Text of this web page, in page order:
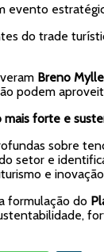
evento
do trade
Breno
podem
mais forte e
sobre
setor e
e
formulação do